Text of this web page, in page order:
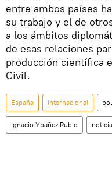
entre ambos países
su trabajo y el de
a los ámbitos
de esas relaciones
producción científica
Civil.
España Internacional
Ignacio Ybáñez Rubio